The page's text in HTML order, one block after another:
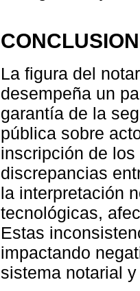
La figura del
desempeña un
garantía de la
pública sobre
inscripción de
discrepancias
la interpretación
tecnológicas,
Estas
impactando
sistema notarial